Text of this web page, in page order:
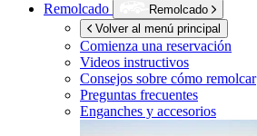
Remolcado
Remolcado
Volver al menú principal
Comienza una reservación
Videos instructivos
Consejos sobre cómo remolcar
Preguntas frecuentes
Enganches y accesorios